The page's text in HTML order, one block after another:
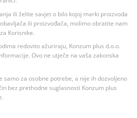
ili želite savjet o bilo kojoj marki proizvoda
ili proizvođača, molimo obratite nam
Korisnike.
redovito ažuriraju, Konzum plus d.o.o.
Ovo ne utječe na vaša zakonska
samo za osobne potrebe, a nije ih dozvoljeno
bez prethodne suglasnosti Konzum plus